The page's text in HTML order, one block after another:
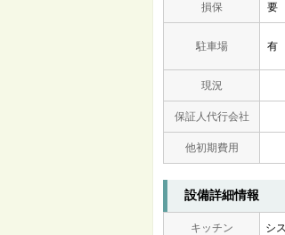
損保 要
駐車場 有
現況
保証人代行会社
他初期費用
設備詳細情報
キッチン シ